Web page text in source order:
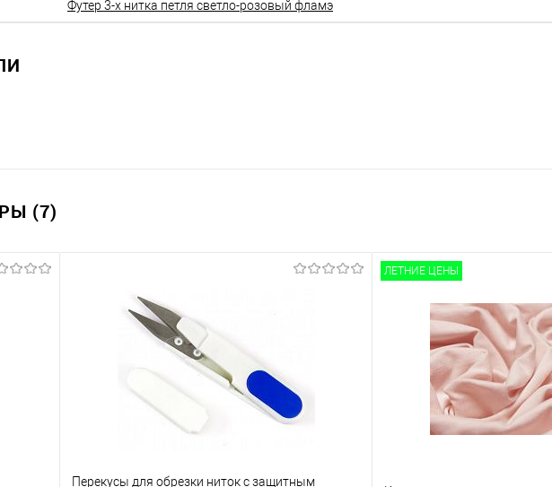
Футер 3-х нитка петля светло-розовый фламэ
(7)
Перекусы для обрезки ниток с защитным
ЛЕТНИЕ ЦЕНЫ